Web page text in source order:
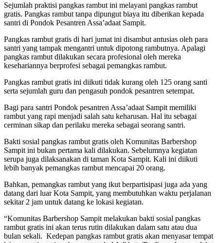
Sejumlah praktisi pangkas rambut ini melayani pangkas rambut
gratis. Pangkas rambut tanpa dipungut biaya itu diberikan kepada
santri di Pondok Pesantren Assa’adaat Sampit.
Pangkas rambut gratis di hari jumat ini disambut antusias oleh para
santri yang tampak mengantri untuk dipotong rambutnya. Apalagi
pangkas rambut dilakukan secara profesional oleh mereka
kesehariannya berprofesi sebagai pemangkas rambut.
Pangkas rambut gratis ini diikuti tidak kurang oleh 125 orang santi
serta sejumlah guru dan pengasuh pondok pesantren setempat.
Bagi para santri Pondok pesantren Assa’adaat Sampit memiliki
rambut yang rapi menjadi salah satu keharusan. Hal itu sebagai
cerminan sikap dan perilaku mereka sebagai seorang santri.
Bakti sosial pangkas rambut gratis oleh Komunitas Barbershop
Sampit ini bukan pertama kali dilakukan. Sebelumnya kegiatan
serupa juga dilaksanakan di taman Kota Sampit. Kali ini diikuti
lebih banyak pemangkas rambut mencapai 20 orang.
Bahkan, pemangkas rambut yang ikut berpartisipasi juga ada yang
datang dari luar Kota Sampit, yang membutuhkan waktu perjalanan
sekitar 2 jam untuk datang ke lokasi kegiatan.
“Komunitas Barbershop Sampit melakukan bakti sosial pangkas
rambut gratis ini akan terus rutin dilakukan dalam satu atau dua
bulan sekali. Kedepan pangkas rambut gratis akan menyasar tempat